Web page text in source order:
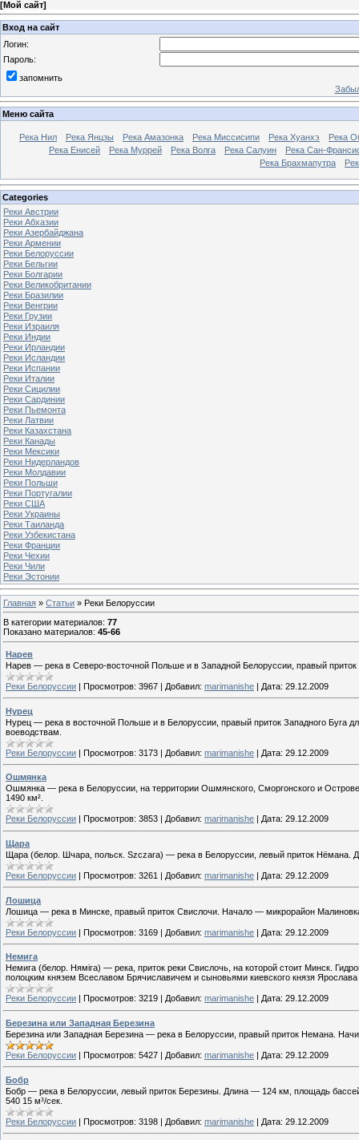
[Мой сайт]
Вход на сайт
Логин:
Пароль:
запомнить
Меню сайта
Река Нил Река Янцзы Река Амазонка Река Миссисипи Река Хуанхэ
Река
Река Енисей
Река Муррей Река Волга Река Салуин
Река Сан-
Река Брахмапутра
Categories
Реки Австрии
Реки Абхазии
Реки Азербайджана
Реки Армении
Реки Белоруссии
Реки Бельгии
Реки Болгарии
Реки Великобритании
Реки Бразилии
Реки Венгрии
Реки Грузии
Реки Израиля
Реки Индии
Реки Ирландии
Реки Исландии
Реки Испании
Реки Италии
Реки Сицилии
Реки Сардинии
Реки Пьемонта
Реки Латвии
Реки Казахстана
Реки Канады
Реки Мексики
Реки Нидерландов
Реки Молдавии
Реки Польши
Реки Португалии
Реки США
Реки Украины
Реки Таиланда
Реки Узбекистана
Реки Франции
Реки Чехии
Реки Чили
Реки Эстонии
Главная » Статьи » Реки Белоруссии
В категории материалов: 77
Показано материалов: 45-66
Нарев
Нарев — река в Северо-восточной Польше и в Западной Белоруссии, правый
Реки Белоруссии | Просмотров: 3967 | Добавил: marimanishe | Дата: 29.12.2009
Нурец
Нурец — река в восточной Польше и в Белоруссии, правый приток Западного Буга
воеводствам.
Реки Белоруссии | Просмотров: 3173 | Добавил: marimanishe | Дата: 29.12.2009
Ошмянка
Ошмянка — река в Белоруссии, на территории Ошмянского, Сморгонского и
1490 км².
Реки Белоруссии Просмотров: 3853 Добавил: marimanishe Дата: 29.12.2009
Щара
Щара (белор. Шчара, польск. Szczara) — река в Белоруссии, левый приток Нёмана.
Реки Белоруссии | Просмотров: 3261 | Добавил: marimanishe | Дата: 29.12.2009
Лошица
Лошица — река в Минске, правый приток Свислочи. Начало — микрорайон
Реки Белоруссии | Просмотров: 3169 | Добавил: marimanishe | Дата: 29.12.2009
Немига
Немига (белор. Няміга) — река, приток реки Свислочь, на которой стоит Минск.
полоцким князем Всеславом Брячиславичем и сыновьями киевского князя Ярослава
Реки Белоруссии Просмотров: 3219 Добавил: marimanishe Дата: 29.12.2009
Березина или Западная Березина
Березина или Западная Березина — река в Белоруссии, правый приток Немана.
Реки Белоруссии | Просмотров: 5427 | Добавил: marimanishe | Дата: 29.12.2009
Бобр
Бобр — река в Белоруссии, левый приток Березины. Длина — 124 км, площадь
540 15 м³/сек.
Реки Белоруссии | Просмотров: 3198 | Добавил: marimanishe | Дата: 29.12.2009